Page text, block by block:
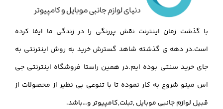
با گذشت زمان اینترنت نقش پررنگی را در زندگی ما ایفا کرده
است.در دهه ی گذشته شاهد گسترش خرید به روش اینترنتی به
جای خرید سنتی بوده ایم.در همین راستا فروشگاه اینترنتی جی
اس مینو شروع به کار نموده تا با تنوعی بی نظیر از محصولات از
قبیل لوازم جانبی موبایل ,تبلت,کامپیوتر و…باشد.